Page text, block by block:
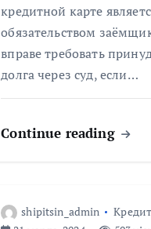
кредитной карте
обязательством
вправе требовать
долга через суд, если…
Continue reading
shipitsin_admin